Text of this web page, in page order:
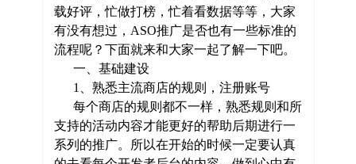
EN
载好评，忙做打榜，忙着看数据等等，大家
有没有想过，ASO推广是否也有一些标准的
流程呢？下面就来和大家一起了解一下吧。
一、基础建设
1、熟悉主流商店的规则，注册账号
每个商店的规则都不一样，熟悉规则和所
支持的活动内容才能更好的帮助后期进行一
系列的推广。所以在开始的时候一定要认真